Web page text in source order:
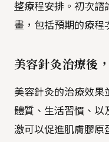
整療程安排。初次諮
畫，包括預期的療程
美容針灸治療後
美容針灸的治療效果
體質、生活習慣、以
激可以促進肌膚膠原